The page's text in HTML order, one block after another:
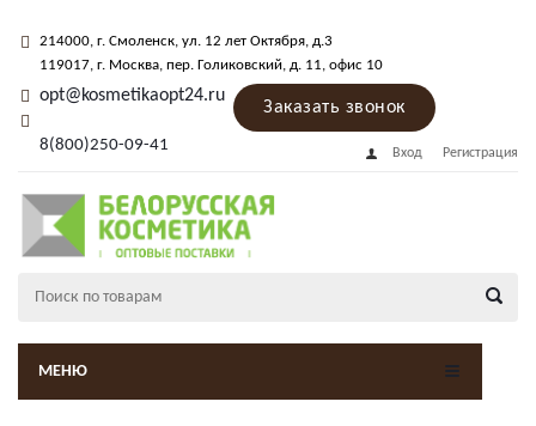
214000, г. Смоленск, ул. 12 лет Октября, д.3
119017, г. Москва, пер. Голиковский, д. 11, офис 10
opt@kosmetikaopt24.ru
8(800)250-09-41
Заказать звонок
Вход Регистрация
МЕНЮ